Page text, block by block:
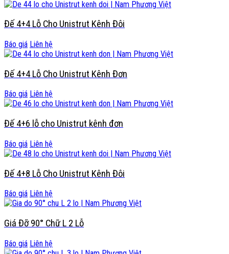
Đế 4+4 Lỗ Cho Unistrut Kênh Đôi
Báo giá Liên hệ
Đế 4+4 Lỗ Cho Unistrut Kênh Đơn
Báo giá Liên hệ
Đế 4+6 lỗ cho Unistrut kênh đơn
Báo giá Liên hệ
Đế 4+8 Lỗ Cho Unistrut Kênh Đôi
Báo giá Liên hệ
Giá Đỡ 90° Chữ L 2 Lỗ
Báo giá Liên hệ